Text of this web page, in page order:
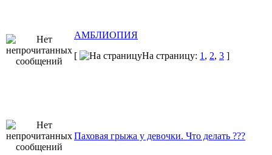
АМБЛИОПИЯ
[
На страницу: 1 , 2, 3 ]
Паховая грыжа у девочки. Что делать ???